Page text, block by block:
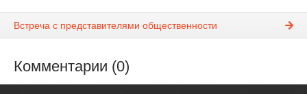
Встреча с представителями общественности
Комментарии (0)